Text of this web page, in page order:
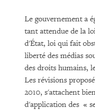
Le gouvernement a
tant attendue de la
d'État, loi qui fait
liberté des médias
des droits humains,
Les révisions
2010, s'attachent
d'application des «